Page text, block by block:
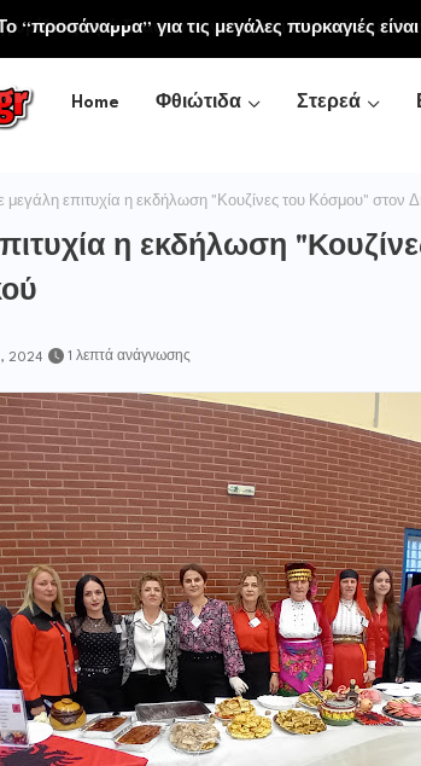
“προσάναµµα” για τις μεγάλες πυρκαγιές είναι
Home Φθιώτιδα Στερεά
μεγάλη επιτυχία η εκδήλωση "Κουζίνες του Κόσμου" στον
η εκδήλωση
2024 1 λεπτά ανάγνωσης